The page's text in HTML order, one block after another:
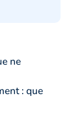
ne
: que